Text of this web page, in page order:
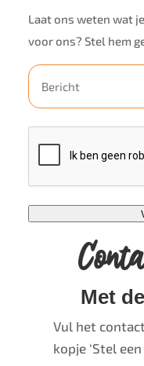
Laat ons weten wat
voor ons? Stel hem
Met
Vul het
kopje ‘Stel